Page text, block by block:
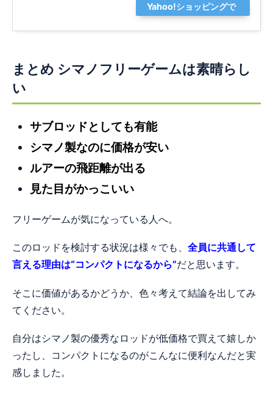
Yahoo!ショッピングで
まとめ シマノフリーゲームは素晴らし
い
サブロッドとしても有能
シマノ製なのに価格が安い
ルアーの飛距離が出る
見た目がかっこいい
フリーゲームが気になっている人へ。
このロッドを検討する状況は様々でも、 全員に共通して
言える理由は“コンパクトになるから”だと思います。
そこに価値があるかどうか、色々考えて結論を出してみ
てください。
自分はシマノ製の優秀なロッドが低価格で買えて嬉しか
ったし、コンパクトになるのがこんなに便利なんだと実
感しました。